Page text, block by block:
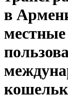
Армении приступят к
в
местные